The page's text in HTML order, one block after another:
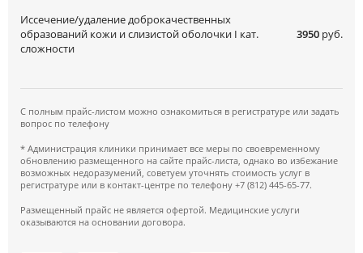
Иссечение/удаление доброкачественных
образований кожи и слизистой оболочки I кат.
сложности
3950 руб.
С полным прайс-листом можно ознакомиться в регистратуре или задать
вопрос по телефону
* Администрация клиники принимает все меры по своевременному
обновлению размещенного на сайте прайс-листа, однако во избежание
возможных недоразумений, советуем уточнять стоимость услуг в
регистратуре или в контакт-центре по телефону +7 (812) 445-65-77.
Размещенный прайс не является офертой. Медицинские услуги
оказываются на основании договора.